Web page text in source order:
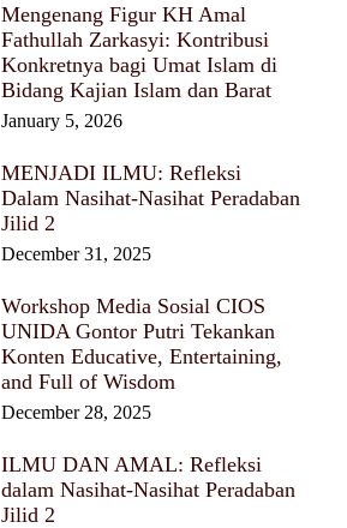
Mengenang Figur KH Amal
Fathullah Zarkasyi: Kontribusi
Konkretnya bagi Umat Islam di
Bidang Kajian Islam dan Barat
January 5, 2026
MENJADI ILMU: Refleksi
Dalam Nasihat-Nasihat Peradaban
Jilid 2
December 31, 2025
Workshop Media Sosial CIOS
UNIDA Gontor Putri Tekankan
Konten Educative, Entertaining,
and Full of Wisdom
December 28, 2025
ILMU DAN AMAL: Refleksi
dalam Nasihat-Nasihat Peradaban
Jilid 2